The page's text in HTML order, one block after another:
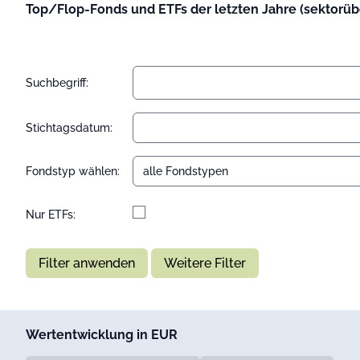
Top/Flop-Fonds und ETFs der letzten Jahre
Suchbegriff:
Stichtagsdatum:
Fondstyp wählen:
Nur ETFs:
Filter anwenden Weitere Filter
Wertentwicklung in EUR